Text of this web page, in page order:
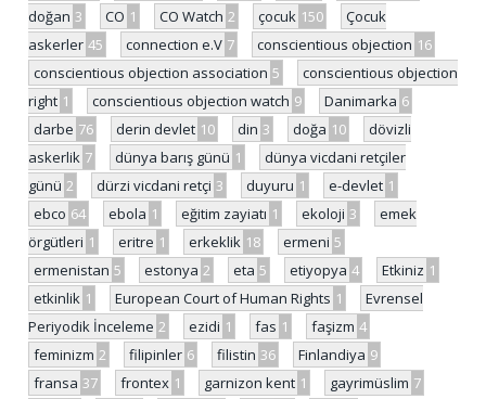
doğan 3 CO 1 CO Watch 2 çocuk 150
Çocuk
askerler 45 connection e.V 7 conscientious objection 16
conscientious objection association 5
conscientious objection
right 1 conscientious objection watch 9 Danimarka 6
darbe 76 derin devlet 10 din 3 doğa 10
dövizli
askerlik 7 dünya barış günü 1
dünya vicdani retçiler
günü 2 dürzi vicdani retçi 3 duyuru 1 e-devlet 1
ebco 64 ebola 1 eğitim zayiatı 1 ekoloji 3
emek
örgütleri 1 eritre 1 erkeklik 18 ermeni 5
ermenistan 5 estonya 2 eta 5 etiyopya 4 Etkiniz 1
etkinlik 1 European Court of Human Rights 1
Evrensel
Periyodik İnceleme 2 ezidi 1 fas 1 faşizm 4
feminizm 2 filipinler 6 filistin 36 Finlandiya 9
fransa 37 frontex 1 garnizon kent 1 gayrimüslim 7